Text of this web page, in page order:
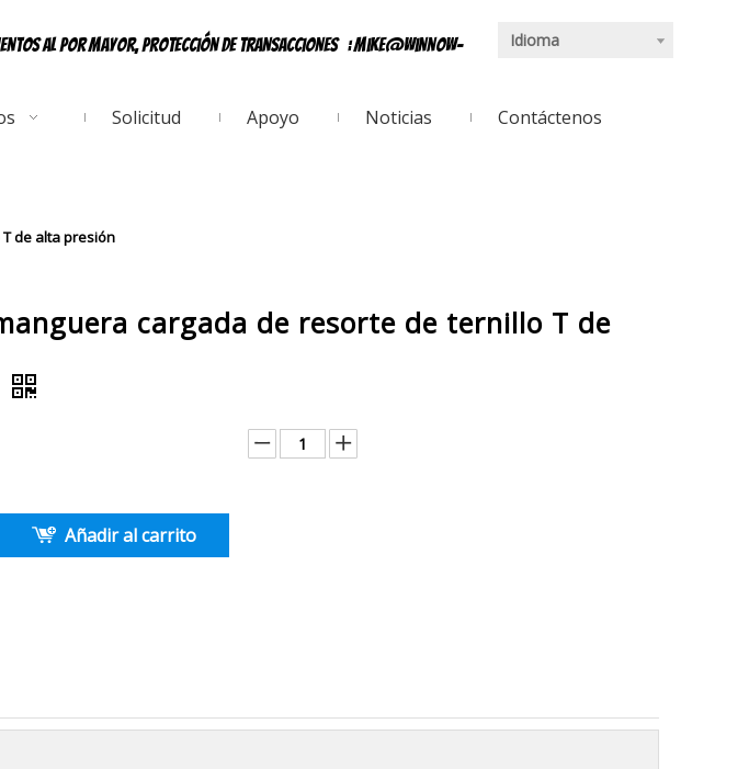
al por mayor, protección de transacciones :mike@winnow-
Idioma
Solicitud Apoyo Noticias Contáctenos
de alta presión
cargada de resorte de ternillo T de
Añadir al carrito